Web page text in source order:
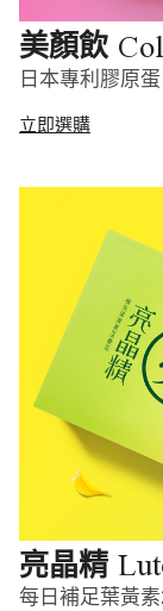
美顏飲
日本專利膠原
立即選購
亮晶精
每日補足葉黃